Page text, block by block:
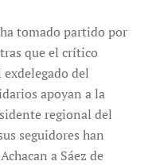
tomado partido por
que el crítico
del
apoyan a la
regional del
seguidores han
a Sáez de